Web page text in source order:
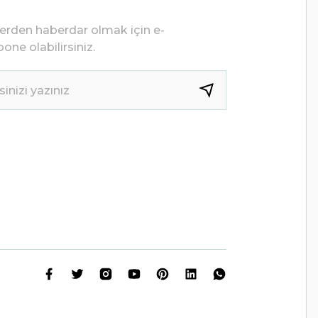
haberdar olmak için e-
olabilirsiniz.